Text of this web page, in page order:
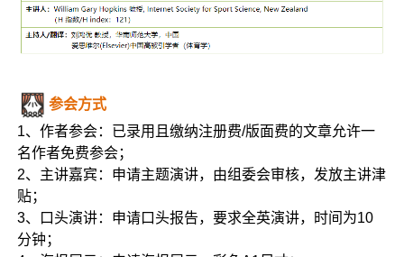
参会方式
1、作者参会：已录用且缴纳注册费/版面费的文章允许一
名作者免费参会；
2、主讲嘉宾：申请主题演讲，由组委会审核，发放主讲津
贴；
3、口头演讲：申请口头报告，要求全英演讲，时间为10
分钟；